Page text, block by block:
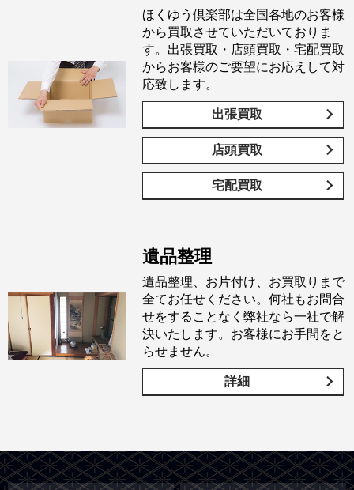
ほくゆう倶楽部は全国各地のお客様
から買取させていただいておりま
す。出張買取・店頭買取・宅配買取
からお客様のご要望にお応えして対
応致します。
出張買取
店頭買取
宅配買取
遺品整理
遺品整理、お片付け、お買取りまで
全てお任せください。何社もお問合
せをすることなく弊社なら一社で解
決いたします。お客様にお手間をと
らせません。
詳細